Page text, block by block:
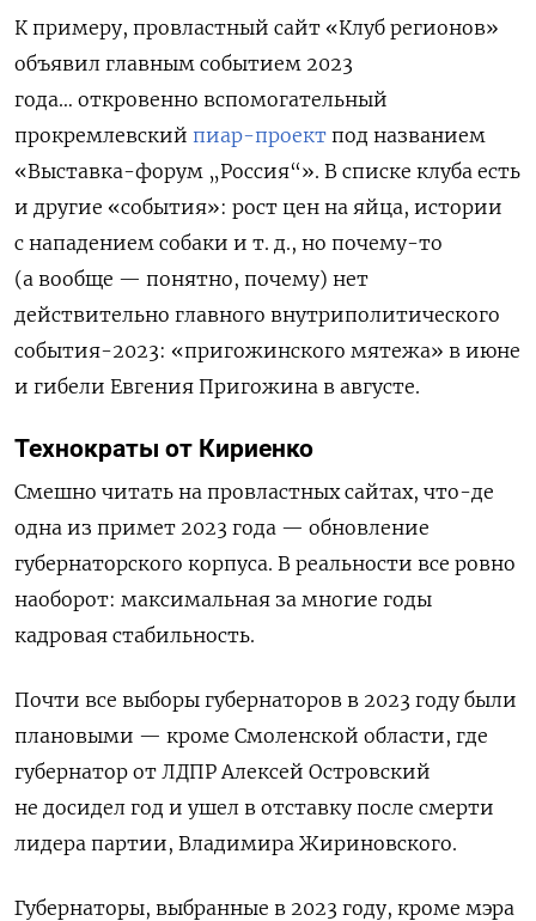
К примеру, провластный сайт «Клуб регионов»
объявил главным событием 2023
года… откровенно вспомогательный
прокремлевский пиар-проект под названием
«Выставка-форум „Россия“». В списке клуба есть
и другие «события»: рост цен на яйца, истории
с нападением собаки и т. д., но почему-то
(а вообще — понятно, почему) нет
действительно главного внутриполитического
события-2023: «пригожинского мятежа» в июне
и гибели Евгения Пригожина в августе.
Технократы от Кириенко
Смешно читать на провластных сайтах, что-де
одна из примет 2023 года — обновление
губернаторского корпуса. В реальности все ровно
наоборот: максимальная за многие годы
кадровая стабильность.
Почти все выборы губернаторов в 2023 году были
плановыми — кроме Смоленской области, где
губернатор от ЛДПР Алексей Островский
не досидел год и ушел в отставку после смерти
лидера партии, Владимира Жириновского.
Губернаторы, выбранные в 2023 году, кроме мэра